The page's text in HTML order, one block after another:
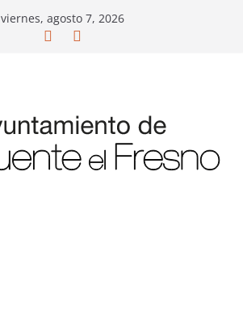
viernes, agosto 7, 2026